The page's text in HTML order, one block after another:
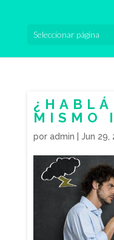
Seleccionar página
MISMO
por admin Jun 29,